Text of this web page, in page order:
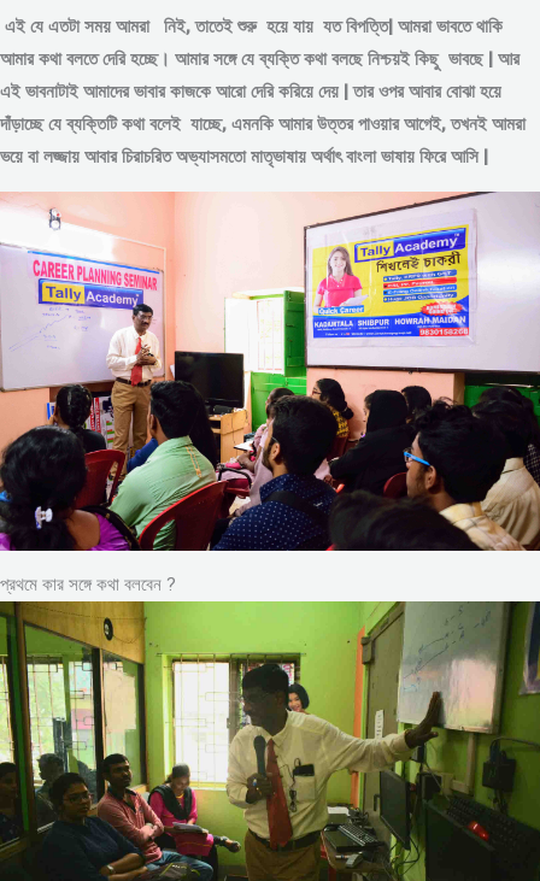
এই যে এতটা সময় আমরা নিই, তাতেই শুরু হয়ে যায় যত বিপত্তি| আমরা ভাবতে থাকি
আমার কথা বলতে দেরি হচ্ছে। আমার সঙ্গে যে ব্যক্তি কথা বলছে নিশ্চয়ই কিছু ভাবছে | আর
এই ভাবনাটাই আমাদের ভাবার কাজকে আরো দেরি করিয়ে দেয় | তার ওপর আবার বোঝা হয়ে
দাঁড়াচ্ছে যে ব্যক্তিটি কথা বলেই যাচ্ছে, এমনকি আমার উত্তর পাওয়ার আগেই, তখনই আমরা
ভয়ে বা লজ্জায় আবার চিরাচরিত অভ্যাসমতো মাতৃভাষায় অর্থাৎ বাংলা ভাষায় ফিরে আসি |
প্রথমে কার সঙ্গে কথা বলবেন ?